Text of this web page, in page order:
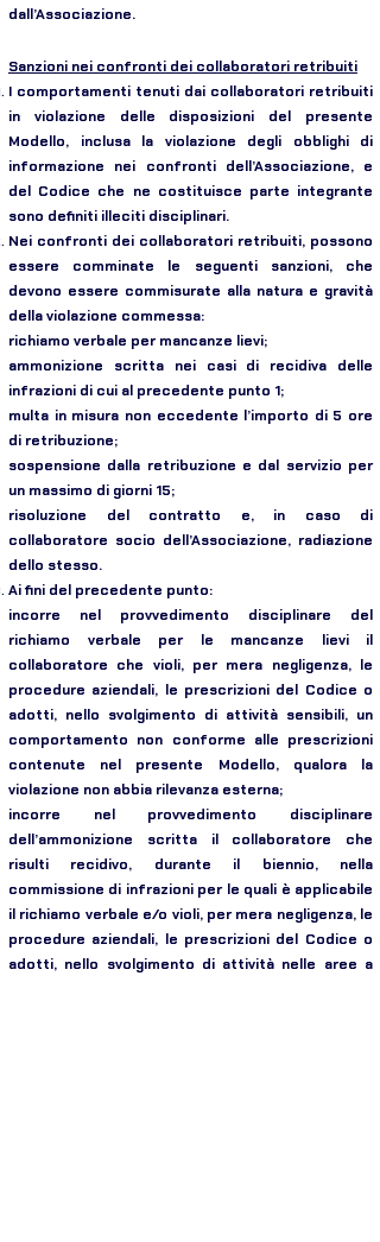
dall’Associazione.
Sanzioni nei confronti dei collaboratori retribuiti
I comportamenti tenuti dai collaboratori retribuiti
in violazione delle disposizioni del presente
Modello, inclusa la violazione degli obblighi di
informazione nei confronti dell’Associazione, e
del Codice che ne costituisce parte integrante
sono definiti illeciti disciplinari.
Nei confronti dei collaboratori retribuiti, possono
essere comminate le seguenti sanzioni, che
devono essere commisurate alla natura e gravità
della violazione commessa:
richiamo verbale per mancanze lievi;
ammonizione scritta nei casi di recidiva delle
infrazioni di cui al precedente punto 1;
multa in misura non eccedente l’importo di 5 ore
di retribuzione;
sospensione dalla retribuzione e dal servizio per
un massimo di giorni 15;
risoluzione del contratto e, in caso di
collaboratore socio dell’Associazione, radiazione
dello stesso.
Ai fini del precedente punto:
incorre nel provvedimento disciplinare del
richiamo verbale per le mancanze lievi il
collaboratore che violi, per mera negligenza, le
procedure aziendali, le prescrizioni del Codice o
adotti, nello svolgimento di attività sensibili, un
comportamento non conforme alle prescrizioni
contenute nel presente Modello, qualora la
violazione non abbia rilevanza esterna;
incorre nel provvedimento disciplinare
dell’ammonizione scritta il collaboratore che
risulti recidivo, durante il biennio, nella
commissione di infrazioni per le quali è applicabile
il richiamo verbale e/o violi, per mera negligenza, le
procedure aziendali, le prescrizioni del Codice o
adotti, nello svolgimento di attività nelle aree a